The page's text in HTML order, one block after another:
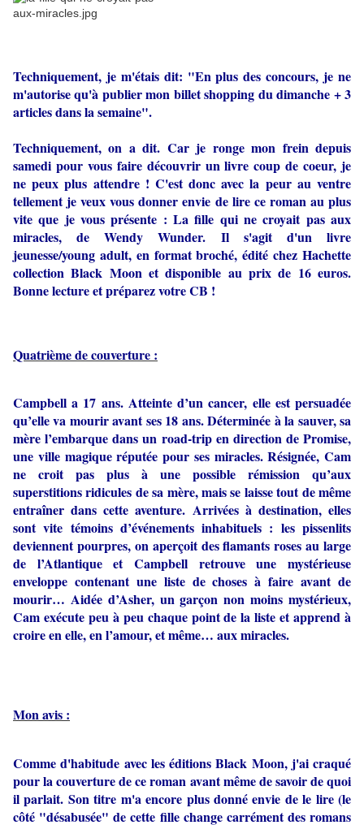
Techniquement, je m'étais dit: "En plus des concours, je ne
m'autorise qu'à publier mon billet shopping du dimanche + 3
articles dans la semaine".
Techniquement, on a dit. Car je ronge mon frein depuis
samedi pour vous faire découvrir un livre coup de coeur, je
ne peux plus attendre ! C'est donc avec la peur au ventre
tellement je veux vous donner envie de lire ce roman au plus
vite que je vous présente : La fille qui ne croyait pas aux
miracles, de Wendy Wunder. Il s'agit d'un livre
jeunesse/young adult, en format broché, édité chez Hachette
collection Black Moon et disponible au prix de 16 euros.
Bonne lecture et préparez votre CB !
Quatrième de couverture :
Campbell a 17 ans. Atteinte d’un cancer, elle est persuadée
qu’elle va mourir avant ses 18 ans. Déterminée à la sauver, sa
mère l’embarque dans un road-trip en direction de Promise,
une ville magique réputée pour ses miracles. Résignée, Cam
ne croit pas plus à une possible rémission qu’aux
superstitions ridicules de sa mère, mais se laisse tout de même
entraîner dans cette aventure. Arrivées à destination, elles
sont vite témoins d’événements inhabituels : les pissenlits
deviennent pourpres, on aperçoit des flamants roses au large
de l’Atlantique et Campbell retrouve une mystérieuse
enveloppe contenant une liste de choses à faire avant de
mourir… Aidée d’Asher, un garçon non moins mystérieux,
Cam exécute peu à peu chaque point de la liste et apprend à
croire en elle, en l’amour, et même… aux miracles.
Mon avis :
Comme d'habitude avec les éditions Black Moon, j'ai craqué
pour la couverture de ce roman avant même de savoir de quoi
il parlait. Son titre m'a encore plus donné envie de le lire (le
côté "désabusée" de cette fille change carrément des romans